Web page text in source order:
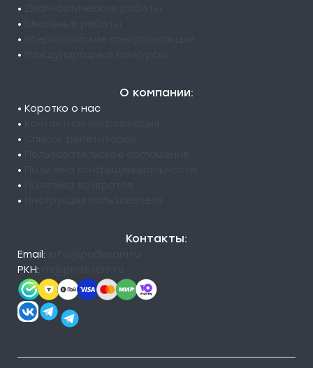
•
•
•
•
О компании:
• Коротко о нас
•
•
•
•
•
•
Контакты:
Email:
РКН: